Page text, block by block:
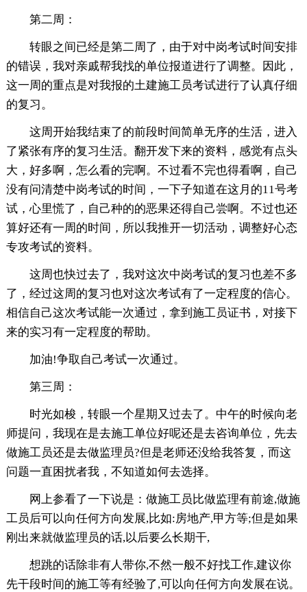
第二周：
转眼之间已经是第二周了，由于对中岗考试时间安排
的错误，我对亲戚帮我找的单位报道进行了调整。因此，
这一周的重点是对我报的土建施工员考试进行了认真仔细
的复习。
这周开始我结束了的前段时间简单无序的生活，进入
了紧张有序的复习生活。翻开发下来的资料，感觉有点头
大，好多啊，怎么看的完啊。不过看不完也得看啊，自己
没有问清楚中岗考试的时间，一下子知道在这月的11号考
试，心里慌了，自己种的的恶果还得自己尝啊。不过也还
算好还有一周的时间，所以我推开一切活动，调整好心态
专攻考试的资料。
这周也快过去了，我对这次中岗考试的复习也差不多
了，经过这周的复习也对这次考试有了一定程度的信心。
相信自己这次考试能一次通过，拿到施工员证书，对接下
来的实习有一定程度的帮助。
加油!争取自己考试一次通过。
第三周：
时光如梭，转眼一个星期又过去了。中午的时候向老
师提问，我现在是去施工单位好呢还是去咨询单位，先去
做施工员还是去做监理员?但是老师还没给我答复，而这
问题一直困扰者我，不知道如何去选择。
网上参看了一下说是：做施工员比做监理有前途,做施
工员后可以向任何方向发展,比如:房地产,甲方等;但是如果
刚出来就做监理员的话,以后要么长期干,
想跳的话除非有人带你,不然一般不好找工作,建议你
先干段时间的施工等有经验了,可以向任何方向发展在说。